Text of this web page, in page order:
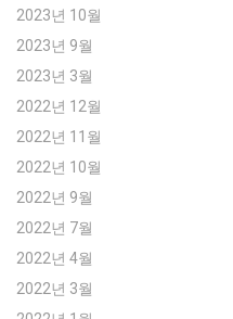
2023년 10월
2023년 9월
2023년 3월
2022년 12월
2022년 11월
2022년 10월
2022년 9월
2022년 7월
2022년 4월
2022년 3월